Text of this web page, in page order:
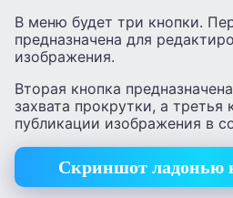
В меню будет три кнопки.
предназначена для
изображения.
Вторая кнопка
захвата прокрутки, а третья
публикации изображения в
Скриншот ладонью